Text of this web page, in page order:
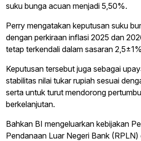
suku bunga acuan menjadi 5,50%.
Perry mengatakan keputusan suku
dengan perkiraan inflasi 2025 dan
tetap terkendali dalam sasaran
Keputusan tersebut juga sebagai
stabilitas nilai tukar rupiah sesuai
serta untuk turut mendorong
berkelanjutan.
Bahkan BI mengeluarkan kebijakan
Pendanaan Luar Negeri Bank